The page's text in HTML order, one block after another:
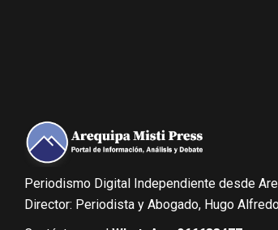
Periodismo Digital Independiente desde
Director: Periodista y Abogado, Hugo